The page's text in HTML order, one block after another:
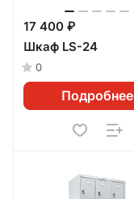
17 400 ₽
Шкаф LS-24
0
Подробнее